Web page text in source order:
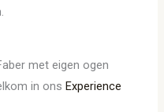
met eigen ogen
in ons Experience